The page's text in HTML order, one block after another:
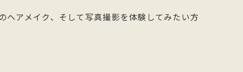
アメイク、そして写真撮影を体験してみたい方